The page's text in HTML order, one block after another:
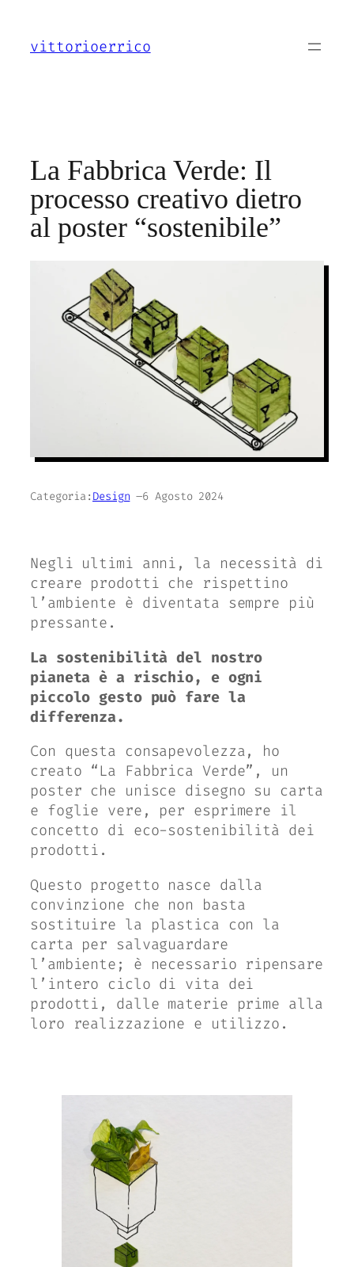
contenuto
vittorioerrico
La Fabbrica Verde: Il
processo creativo dietro
al poster “sostenibile”
Categoria: Design –6 Agosto 2024
Negli ultimi anni, la necessità di
creare prodotti che rispettino
l’ambiente è diventata sempre più
pressante.
La sostenibilità del nostro
pianeta è a rischio, e ogni
piccolo gesto può fare la
differenza.
Con questa consapevolezza, ho
creato “La Fabbrica Verde”, un
poster che unisce disegno su carta
e foglie vere, per esprimere il
concetto di eco-sostenibilità dei
prodotti.
Questo progetto nasce dalla
convinzione che non basta
sostituire la plastica con la
carta per salvaguardare
l’ambiente; è necessario ripensare
l’intero ciclo di vita dei
prodotti, dalle materie prime alla
loro realizzazione e utilizzo.